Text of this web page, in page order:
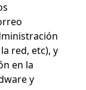
red, etc), y
en la
y